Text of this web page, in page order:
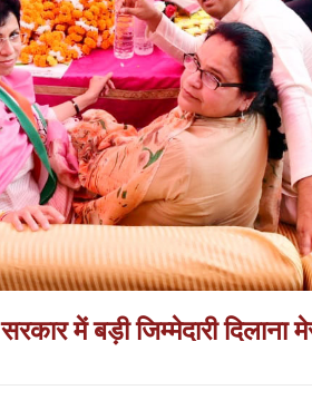
में बड़ी जिम्मेदारी दिलाना